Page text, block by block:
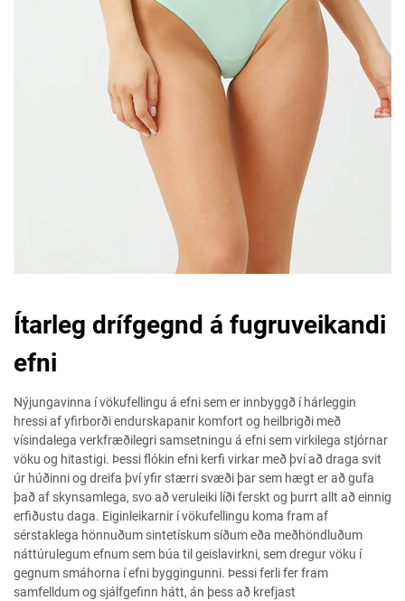
Ítarleg drífgegnd á fugruveikandi
efni
Nýjungavinna í vökufellingu á efni sem er innbyggð í hárleggin
hressi af yfirborði endurskapanir komfort og heilbrigði með
vísindalega verkfræðilegri samsetningu á efni sem virkilega stjórnar
vöku og hitastigi. Þessi flókin efni kerfi virkar með því að draga svit
úr húðinni og dreifa því yfir stærri svæði þar sem hægt er að gufa
það af skynsamlega, svo að veruleiki líði ferskt og þurrt allt að einnig
erfiðustu daga. Eiginleikarnir í vökufellingu koma fram af
sérstaklega hönnuðum sintetískum síðum eða meðhöndluðum
náttúrulegum efnum sem búa til geislavirkni, sem dregur vöku í
gegnum smáhorna í efni byggingunni. Þessi ferli fer fram
samfelldum og sjálfgefinn hátt, án þess að krefjast